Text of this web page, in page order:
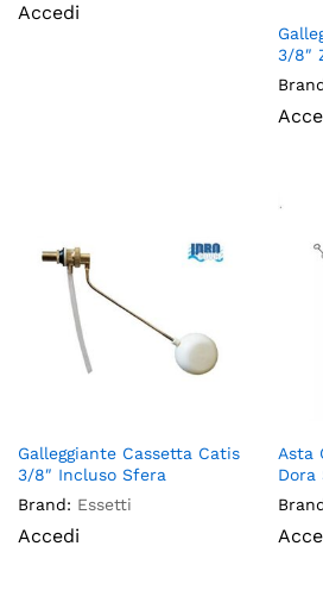
Accedi
3/8″
Galleggiante Cassetta Catis
3/8″ Incluso Sfera
Brand: Essetti
Accedi
Asta
Dora